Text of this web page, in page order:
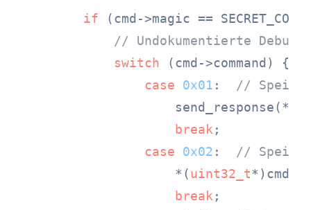
if (cmd->magic ==
// Undokumentierte
switch (cmd->command) {
case
0x01 : //
                    send_response(*(
break ;
case
0x02 : //
                    *(
uint32_t*)cmd-
break ;